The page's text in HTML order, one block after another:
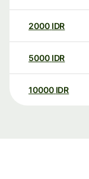
2000 IDR
5000 IDR
10000 IDR